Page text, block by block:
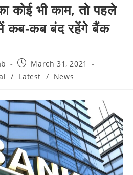
कोई भी काम, तो पहले
कब-कब बंद रहेंगे बैंक
March 31, 2021
/ Latest / News